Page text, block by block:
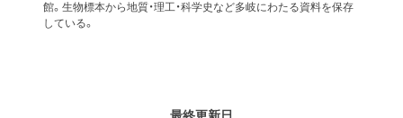
館。生物標本から地質・理工・科学史など多岐にわたる資料を保存
している。